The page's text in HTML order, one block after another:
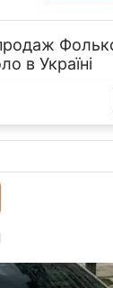
в Україні